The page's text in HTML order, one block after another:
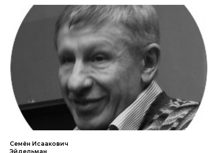
Семён Исаакович
Эйдельман